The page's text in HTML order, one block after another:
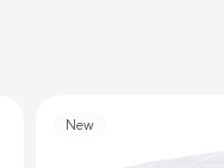
New